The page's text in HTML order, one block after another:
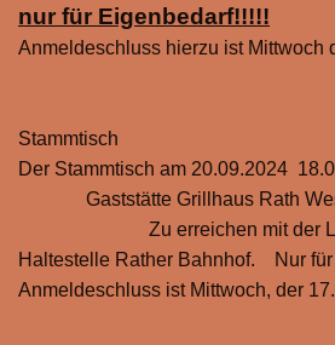
nur für Eigenbedarf!!!!!
Anmeldeschluss hierzu ist Mittwoch
Stammtisch
Der Stammtisch am
Gaststätte Grillhaus
Zu erreichen mit der
Haltestelle Rather Bahnhof. Nur
Anmeldeschluss ist Mittwoch, der